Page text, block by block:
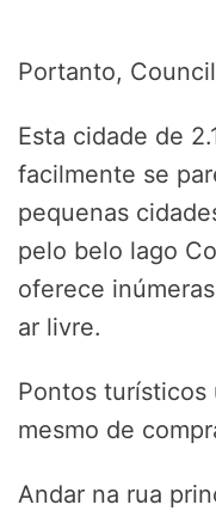
Portanto,
Esta cidade de
facilmente se
pequenas
pelo belo lago
oferece
ar livre.
Pontos turísticos
mesmo de
Andar na rua